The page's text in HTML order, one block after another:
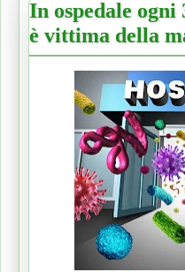
In ospedale
è vittima della